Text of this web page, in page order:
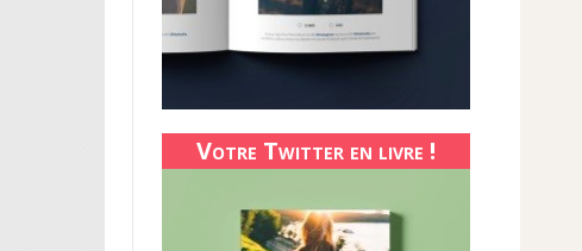
Votre Twitter en livre !